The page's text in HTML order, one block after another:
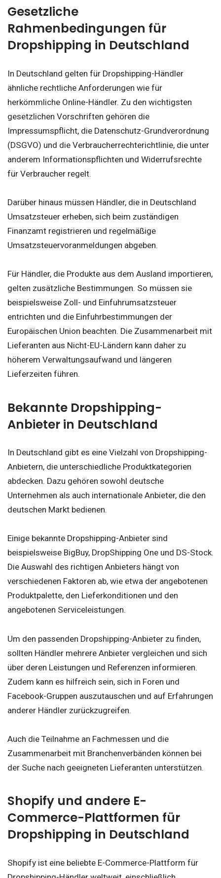
Gesetzliche
Rahmenbedingungen für
Dropshipping in Deutschland
In Deutschland gelten für Dropshipping-Händler
ähnliche rechtliche Anforderungen wie für
herkömmliche Online-Händler. Zu den wichtigsten
gesetzlichen Vorschriften gehören die
Impressumspflicht, die Datenschutz-Grundverordnung
(DSGVO) und die Verbraucherrechterichtlinie, die unter
anderem Informationspflichten und Widerrufsrechte
für Verbraucher regelt.
Darüber hinaus müssen Händler, die in Deutschland
Umsatzsteuer erheben, sich beim zuständigen
Finanzamt registrieren und regelmäßige
Umsatzsteuervoranmeldungen abgeben.
Für Händler, die Produkte aus dem Ausland importieren,
gelten zusätzliche Bestimmungen. So müssen sie
beispielsweise Zoll- und Einfuhrumsatzsteuer
entrichten und die Einfuhrbestimmungen der
Europäischen Union beachten. Die Zusammenarbeit mit
Lieferanten aus Nicht-EU-Ländern kann daher zu
höherem Verwaltungsaufwand und längeren
Lieferzeiten führen.
Bekannte Dropshipping-
Anbieter in Deutschland
In Deutschland gibt es eine Vielzahl von Dropshipping-
Anbietern, die unterschiedliche Produktkategorien
abdecken. Dazu gehören sowohl deutsche
Unternehmen als auch internationale Anbieter, die den
deutschen Markt bedienen.
Einige bekannte Dropshipping-Anbieter sind
beispielsweise BigBuy, DropShipping One und DS-Stock.
Die Auswahl des richtigen Anbieters hängt von
verschiedenen Faktoren ab, wie etwa der angebotenen
Produktpalette, den Lieferkonditionen und den
angebotenen Serviceleistungen.
Um den passenden Dropshipping-Anbieter zu finden,
sollten Händler mehrere Anbieter vergleichen und sich
über deren Leistungen und Referenzen informieren.
Zudem kann es hilfreich sein, sich in Foren und
Facebook-Gruppen auszutauschen und auf Erfahrungen
anderer Händler zurückzugreifen.
Auch die Teilnahme an Fachmessen und die
Zusammenarbeit mit Branchenverbänden können bei
der Suche nach geeigneten Lieferanten unterstützen.
Shopify und andere E-
Commerce-Plattformen für
Dropshipping in Deutschland
Shopify ist eine beliebte E-Commerce-Plattform für